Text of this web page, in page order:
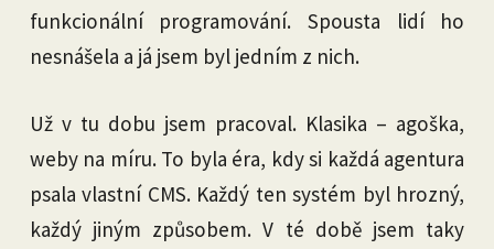
funkcionální programování. Spousta lidí ho
nesnášela a já jsem byl jedním z nich.
Už v tu dobu jsem pracoval. Klasika – agoška,
weby na míru. To byla éra, kdy si každá agentura
psala vlastní CMS. Každý ten systém byl hrozný,
každý jiným způsobem. V té době jsem taky